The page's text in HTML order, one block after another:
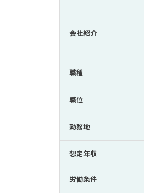
会社紹介
職種
職位
勤務地
想定年収
労働条件